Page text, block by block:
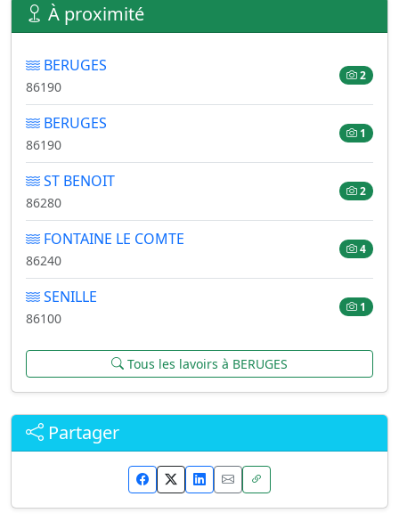
À proximité
BERUGES
86190
2
BERUGES
86190
1
ST BENOIT
86280
2
FONTAINE LE COMTE
86240
4
SENILLE
86100
1
Tous les lavoirs à BERUGES
Partager